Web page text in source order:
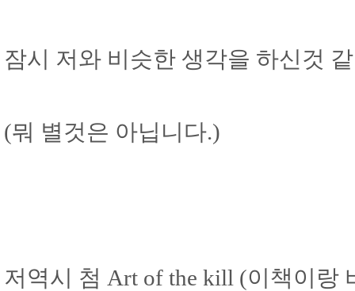
잠시 저와 비슷한 생각을 하신것
(뭐 별것은 아닙니다.)
저역시 첨 Art of the kill (이책이랑